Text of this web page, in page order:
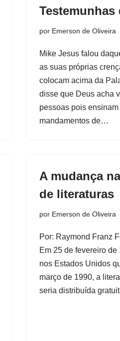
Testemunhas
por Emerson de Oliveira
Mike Jesus falou
as suas próprias
colocam acima da
disse que Deus acha
pessoas pois ensinam
mandamentos de…
A mudança
de literaturas
por Emerson de Oliveira
Por: Raymond Franz
Em 25 de fevereiro
nos Estados Unidos
março de 1990, a
seria distribuída